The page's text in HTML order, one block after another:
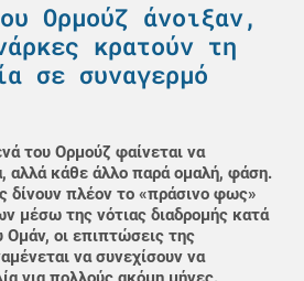
Ορμούζ άνοιξαν,
κρατούν τη
σε συναγερμό
του Ορμούζ φαίνεται να
αλλά κάθε άλλο παρά ομαλή, φάση.
δίνουν πλέον το «πράσινο φως»
μέσω της νότιας διαδρομής κατά
οι επιπτώσεις της
να συνεχίσουν να